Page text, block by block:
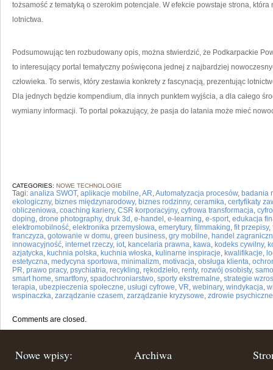
tożsamość z tematyką o szerokim potencjale. W efekcie powstaje strona,
lotnictwa.
Podsumowując ten rozbudowany opis, można stwierdzić, że Podkarpackie
to interesujący portal tematyczny poświęcona jednej z najbardziej
człowieka. To serwis, który zestawia konkrety z fascynacją, prezentując
Dla jednych będzie kompendium, dla innych punktem wyjścia, a dla całego
wymiany informacji. To portal pokazujący, że pasja do latania może mieć
CATEGORIES: NOWE TECHNOLOGIE
Tagi: analiza SWOT, aplikacje mobilne,AR,Automatyzacja procesów, badania
ekologiczny, biznes międzynarodowy, biznes rodzinny, ceramika, certyfikaty
obliczeniowa, coaching kariery, CSR korporacyjny, cyfrowa transformacja,
doping, drone photography, druk 3d , e-handel , e-learning, e-sport, edukacja
elektromobilność, elektronika przemysłowa, emerytury, filmmaking, fit przepisy,
franczyza, gotowanie w domu, green business, gry mobilne, handel
innowacyjność, internet rzeczy, iot, kancelaria prawna, kawa, kodeks cywilny,
azjatycka, kuchnia polska, kuchnia włoska, kulinarne inspiracje, kwalifikacje,
estetyczna, medycyna sportowa, minimalizm, motivacja, obsługa klienta,
PR, prawo pracy, psychiatria, recykling, rękodzieło, renty, rozwój osobisty,
smart home, smartfony, spadochroniarstwo, sporty ekstremalne, strategie
terapia, ubezpieczenia społeczne, usługi cyfrowe, VR, webinary, windykacja,
wspinaczka, zarządzanie czasem, zarządzanie kryzysowe, zdrowie psychiczne
Comments are closed.
Nowe wpisy: Archiwa